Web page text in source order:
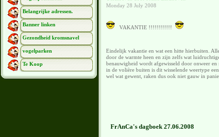
Belangrijke adressen.
Banner linken
Gezondheid kromsnavel
vogelparken
Te Koop
Monday 28 July 2008
VAKANTIE !!!!!!!!!!!!
Eindelijk vakantie en wat een hitte hierbuiten.
door de warmte heen en zijn zelfs wat
benauwigheid wordt afgewisseld door onweer
in de volière buiten is dit wisselende weertype
wel wat gewent, raken dus ook niet gauw in
FrAnCa's dagboek 27.06.2008